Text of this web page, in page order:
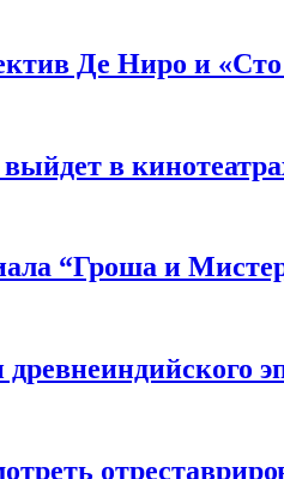
Де Ниро и
в
“Гроша и